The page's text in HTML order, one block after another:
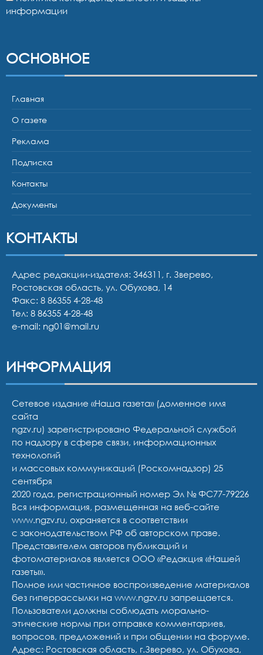
информации
ОСНОВНОЕ
Главная
О газете
Реклама
Подписка
Контакты
Документы
КОНТАКТЫ
Адрес редакции-издателя: 346311, г. Зверево,
Ростовская область, ул. Обухова, 14
Факс: 8 86355 4-28-48
Тел: 8 86355 4-28-48
e-mail: ng01@mail.ru
ИНФОРМАЦИЯ
Сетевое издание «Наша газета» (доменное имя
сайта
ngzv.ru) зарегистрировано Федеральной службой
по надзору в сфере связи, информационных
технологий
и массовых коммуникаций (Роскомнадзор) 25
сентября
2020 года, регистрационный номер Эл № ФС77-79226
Вся информация, размещенная на веб-сайте
www.ngzv.ru, охраняется в соответствии
с законодательством РФ об авторском праве.
Представителем авторов публикаций и
фотоматериалов является ООО «Редакция «Нашей
газеты».
Полное или частичное воспроизведение материалов
без гиперрассылки на www.ngzv.ru запрещается.
Пользователи должны соблюдать морально-
этические нормы при отправке комментариев,
вопросов, предложений и при общении на форуме.
Адрес: Ростовская область, г.Зверево, ул. Обухова,